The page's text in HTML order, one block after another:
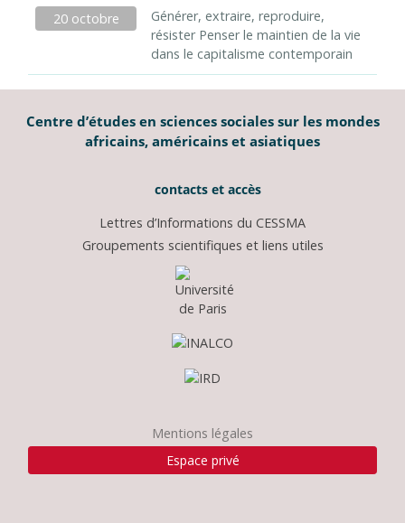
20 octobre
Générer, extraire, reproduire,
résister Penser le maintien de la vie
dans le capitalisme contemporain
Centre d’études en sciences sociales sur les mondes
africains, américains et asiatiques
contacts et accès
Lettres d’Informations du CESSMA
Groupements scientifiques et liens utiles
Mentions légales
Espace privé